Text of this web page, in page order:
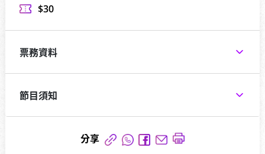
$30
票務資料
節目須知
分享